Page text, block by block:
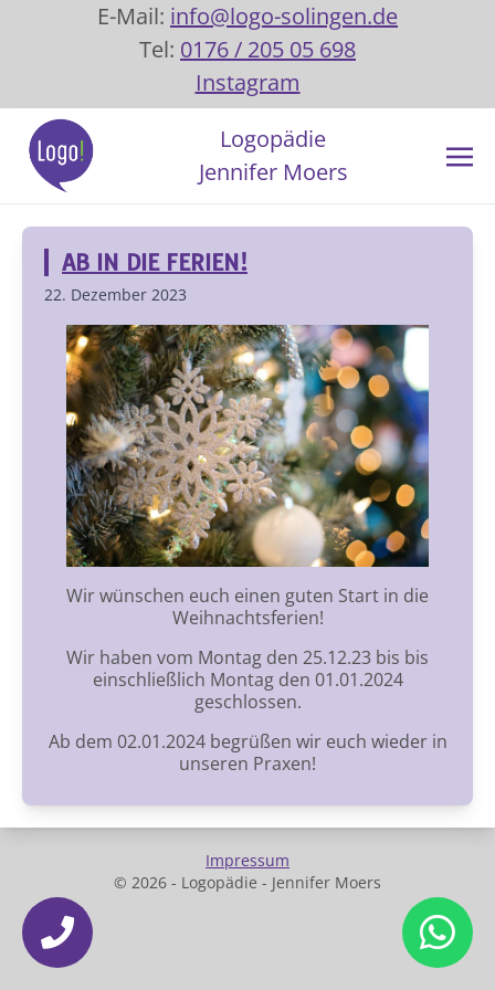
E-Mail: info@logo-solingen.de
Tel: 0176 / 205 05 698
Instagram
Logopädie
Jennifer Moers
AB IN DIE FERIEN!
22. Dezember 2023
Wir wünschen euch einen guten Start in die
Weihnachtsferien!
Wir haben vom Montag den 25.12.23 bis bis
einschließlich Montag den 01.01.2024
geschlossen.
Ab dem 02.01.2024 begrüßen wir euch wieder in
unseren Praxen!
Impressum
© 2026 - Logopädie - Jennifer Moers